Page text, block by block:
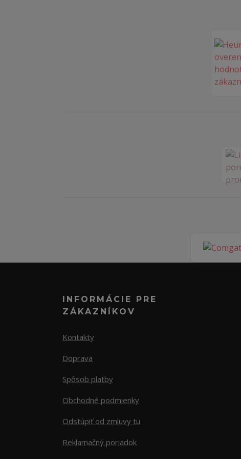
INFORMÁCIE PRE
ZÁKAZNÍKOV
Kontakty
Doprava
Spôsob platby
Obchodné podmienky
Odstúpiť od zmluvy tu
Reklamačný poriadok